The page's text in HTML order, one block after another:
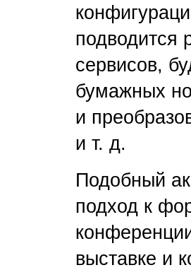
подводится
сервисов,
бумажных
и
и т. д.
Подобный
подход к
выставке и